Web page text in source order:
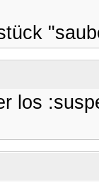
los